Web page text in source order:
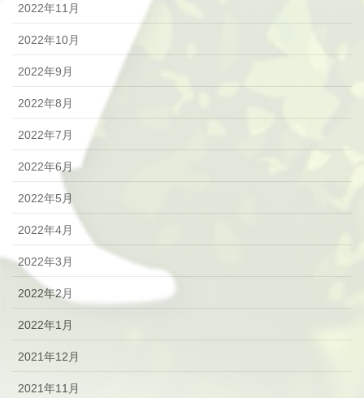
2022年11月
2022年10月
2022年9月
2022年8月
2022年7月
2022年6月
2022年5月
2022年4月
2022年3月
2022年2月
2022年1月
2021年12月
2021年11月